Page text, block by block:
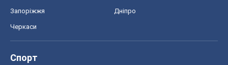
Запоріжжя Дніпро
Черкаси
Спорт